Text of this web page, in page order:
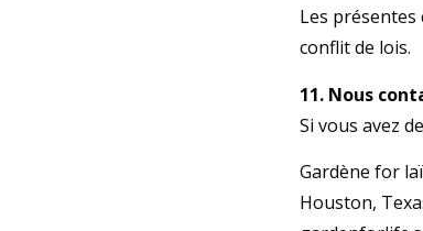
Les présentes
conflit de lois.
11. Nous
Si vous avez
Gardène for
Houston,